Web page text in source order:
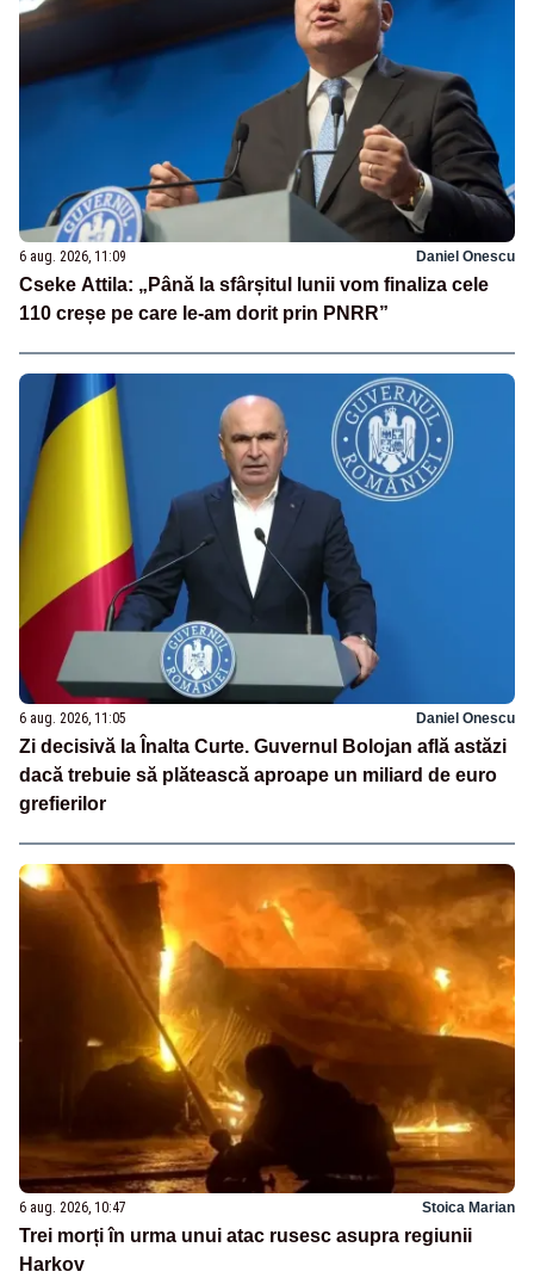
6 aug. 2026, 11:09 Daniel Onescu
Cseke Attila: „Până la sfârșitul lunii vom finaliza cele
110 creșe pe care le-am dorit prin PNRR”
6 aug. 2026, 11:05 Daniel Onescu
Zi decisivă la Înalta Curte. Guvernul Bolojan află astăzi
dacă trebuie să plătească aproape un miliard de euro
grefierilor
6 aug. 2026, 10:47 Stoica Marian
Trei morți în urma unui atac rusesc asupra regiunii
Harkov